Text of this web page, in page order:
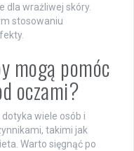
dla wrażliwej skóry.
stosowaniu
mogą pomóc
oczami?
wiele osób i
takimi jak
Warto sięgnąć po